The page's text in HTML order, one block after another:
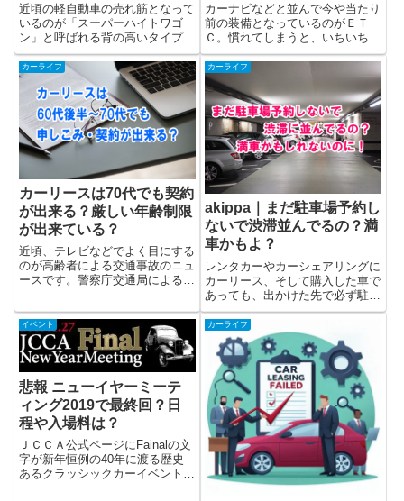
近頃の軽自動車の売れ筋となって
いるのが「スーパーハイトワゴ
ン」と呼ばれる背の高いタイプで
す。具体的にはホンダN-BOXや
ダイハツタント、スズキスペーシ
アなどが代表的な車種です。これ
らに共通するのが室内空間の広さ
で、コンパクトカーをしのぐス
ペ...
カーナビなどと並んで今や当たり
前の装備となっているのがＥＴ
Ｃ。慣れてしまうと、いちいち料
金所で停車して支払うなんて出来
なくなりますね。カーシェアリン
グではほぼ100％の装着率のよう
です。カーリースでもカーナビと
並ぶ人気オプションで、ＥＴＣ
が...
カーライフ
カーリースは70代でも契約
が出来る？厳しい年齢制限
が出来ている？
近頃、テレビなどでよく目にする
のが高齢者による交通事故のニュ
ースです。警察庁交通局による平
によると年齢層別の死亡件数では
80歳を超えると急に件数が増え
ています。そのため現在60代後
半～70代の方は80歳を区切り...
カーライフ
akippa｜まだ駐車場予約し
ないで渋滞並んでるの？満
車かもよ？
レンタカーやカーシェアリングに
カーリース、そして購入した車で
あっても、出かけた先で必ず駐車
場が必要なのは共通ですね。で
も・・・「満車で駐車できない」
「駐車場入場で大渋滞」「出口混
雑で駐車場から出れない」「周辺
道路が大渋滞」大きなイベントの
時...
イベント
悲報 ニューイヤーミーテ
ィング2019で最終回？日
程や入場料は？
ＪＣＣＡ公式ページにFainalの文
字が新年恒例の40年に渡る歴史
あるクラッシックカーイベントで
カーライフ